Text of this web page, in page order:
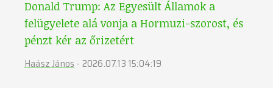
Donald Trump: Az Egyesült Államok a
felügyelete alá vonja a Hormuzi-szorost, és
pénzt kér az őrizetért
Haász János- 2026.07.13 15:04:19